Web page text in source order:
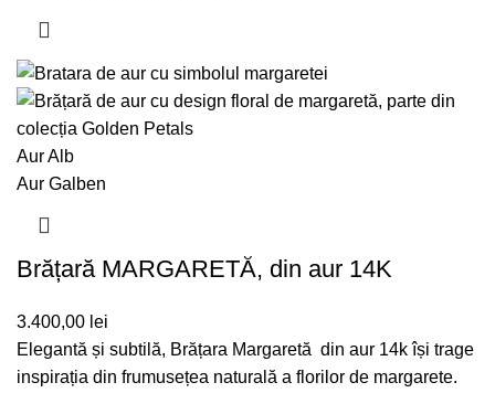
Aur Alb
Aur Galben
Brățară MARGARETĂ, din aur 14K
3.400,00 lei
Elegantă și subtilă, Brățara Margaretă din aur 14k își trage
inspirația din frumusețea naturală a florilor de margarete.